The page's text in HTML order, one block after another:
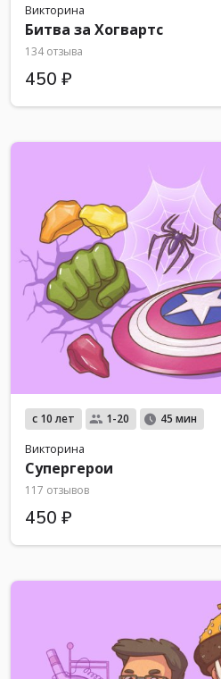
Викторина
Битва за Хогвартс
134 отзыва
450 ₽
с 10 лет 1-20 45 мин
Викторина
Супергерои
117 отзывов
450 ₽